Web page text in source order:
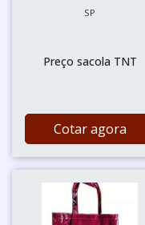
SP
Preço sacola TNT
Cotar agora